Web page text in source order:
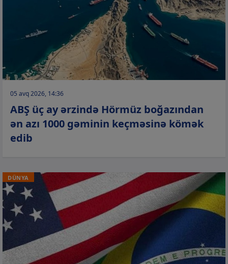
05 avq 2026, 14:36
ABŞ üç ay ərzində Hörmüz boğazından
ən azı 1000 gəminin keçməsinə kömək
edib
DÜNYA